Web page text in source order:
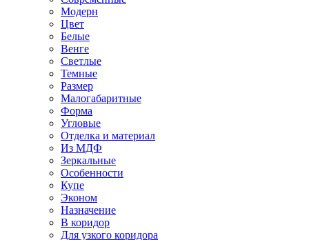
Модерн
Цвет
Белые
Венге
Светлые
Темные
Размер
Малогабаритные
Форма
Угловые
Отделка и материал
Из МДФ
Зеркальные
Особенности
Купе
Эконом
Назначение
В коридор
Для узкого коридора